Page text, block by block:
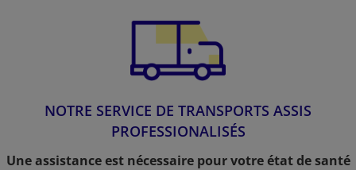
NOTRE SERVICE DE TRANSPORTS ASSIS
PROFESSIONALISÉS
Une assistance est nécessaire pour votre état de santé